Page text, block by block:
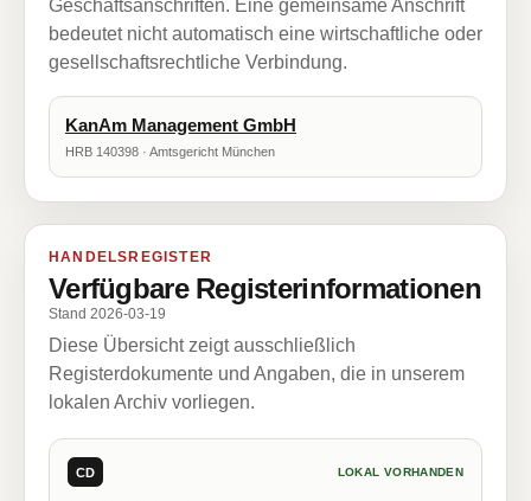
Geschäftsanschriften. Eine gemeinsame Anschrift
bedeutet nicht automatisch eine wirtschaftliche oder
gesellschaftsrechtliche Verbindung.
KanAm Management GmbH
HRB 140398 · Amtsgericht München
HANDELSREGISTER
Verfügbare Registerinformationen
Stand 2026-03-19
Diese Übersicht zeigt ausschließlich
Registerdokumente und Angaben, die in unserem
lokalen Archiv vorliegen.
CD LOKAL VORHANDEN